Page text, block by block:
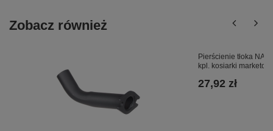
Zobacz również
Pierścienie tłoka
kpl. kosiarki
27,92 zł